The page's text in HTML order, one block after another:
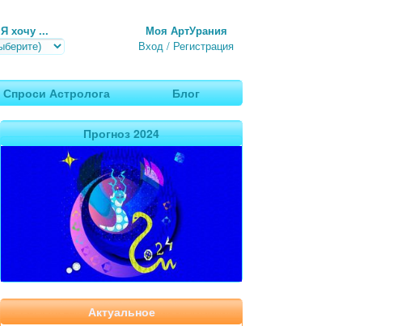
Я хочу ...
Моя АртУрания
Вход / Регистрация
Спроси Астролога Блог
Прогноз 2024
Актуальное